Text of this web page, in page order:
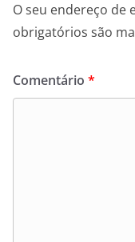
O seu endereço de
obrigatórios são
Comentário *